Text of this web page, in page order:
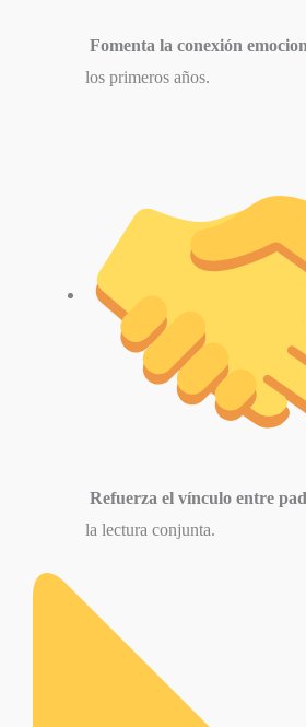
Fomenta la conexión
los primeros años.
Refuerza el vínculo entre
la lectura conjunta.